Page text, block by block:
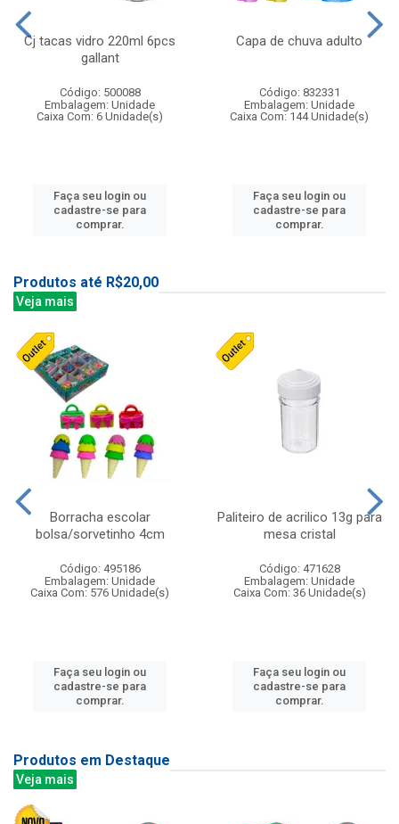
Cj tacas vidro 220ml 6pcs
gallant
Código: 500088
Embalagem: Unidade
Caixa Com: 6 Unidade(s)
Faça seu login ou
cadastre-se para
comprar.
Capa de chuva adulto
Código: 832331
Embalagem: Unidade
Caixa Com: 144 Unidade(s)
Faça seu login ou
cadastre-se para
comprar.
Produtos até R$20,00
Veja mais
Borracha escolar
bolsa/sorvetinho 4cm
Código: 495186
Embalagem: Unidade
Caixa Com: 576 Unidade(s)
Faça seu login ou
cadastre-se para
comprar.
Paliteiro de acrilico 13g para
mesa cristal
Código: 471628
Embalagem: Unidade
Caixa Com: 36 Unidade(s)
Faça seu login ou
cadastre-se para
comprar.
Produtos em Destaque
Veja mais